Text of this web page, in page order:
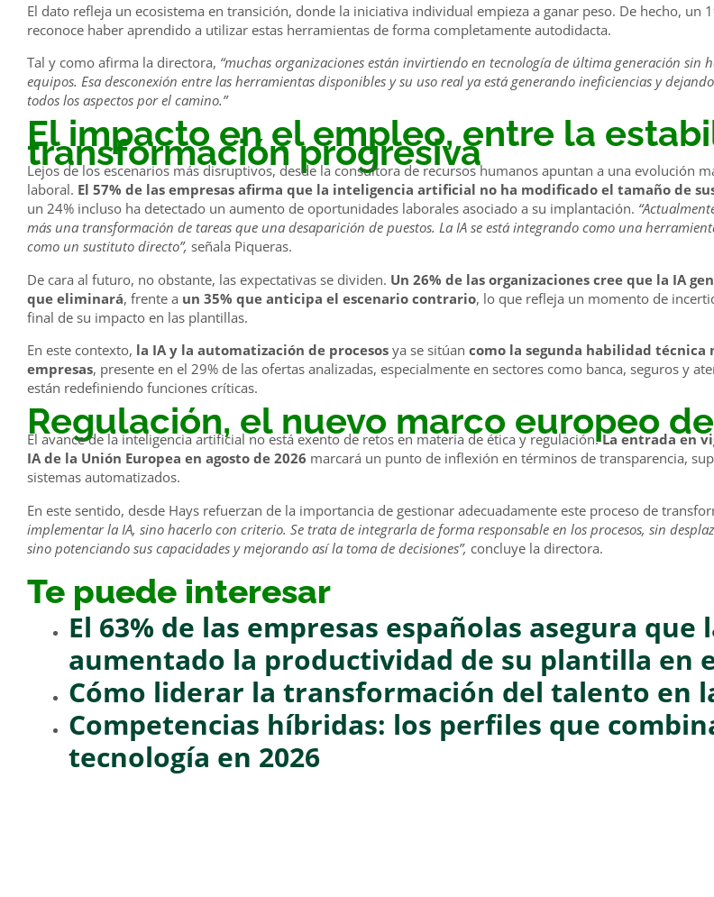
El dato refleja un ecosistema en transición, donde la iniciativa individual empieza a ganar peso. De hecho, un
reconoce haber aprendido a utilizar estas herramientas de forma completamente autodidacta.
Tal y como afirma la directora, “muchas organizaciones están invirtiendo en tecnología de última generación sin
equipos. Esa desconexión entre las herramientas disponibles y su uso real ya está generando ineficiencias y
todos los aspectos por el camino.”
El impacto en el empleo, entre la
transformación progresiva
Lejos de los escenarios más disruptivos, desde la consultora de recursos humanos apuntan a una evolución
laboral. El 57% de las empresas afirma que la inteligencia artificial no ha modificado el tamaño de
un 24% incluso ha detectado un aumento de oportunidades laborales asociado a su implantación.
más una transformación de tareas que una desaparición de puestos. La IA se está integrando como una
como un sustituto directo”, señala Piqueras.
De cara al futuro, no obstante, las expectativas se dividen. Un 26% de las organizaciones cree que la IA
que eliminará, frente a un 35% que anticipa el escenario contrario, lo que refleja un momento de
final de su impacto en las plantillas.
En este contexto, la IA y la automatización de procesosya se sitúan como la segunda habilidad técnica
empresas, presente en el 29% de las ofertas analizadas, especialmente en sectores como banca, seguros y
están redefiniendo funciones críticas.
Regulación, el nuevo marco europeo
El avance de la inteligencia artificial no está exento de retos en materia de ética y regulación.La entrada en
IA de la Unión Europea en agosto de 2026 marcará un punto de inflexión en términos de transparencia,
sistemas automatizados.
En este sentido, desde Hays refuerzan de la importancia de gestionar adecuadamente este proceso de
implementar la IA, sino hacerlo con criterio. Se trata de integrarla de forma responsable en los procesos, sin
sino potenciando sus capacidades y mejorando así la toma de decisiones”, concluye la directora.
Te puede interesar
El 63% de las empresas españolas asegura que
aumentado la productividad de su plantilla en
Cómo liderar la transformación del talento en
Competencias híbridas: los perfiles que
tecnología en 2026